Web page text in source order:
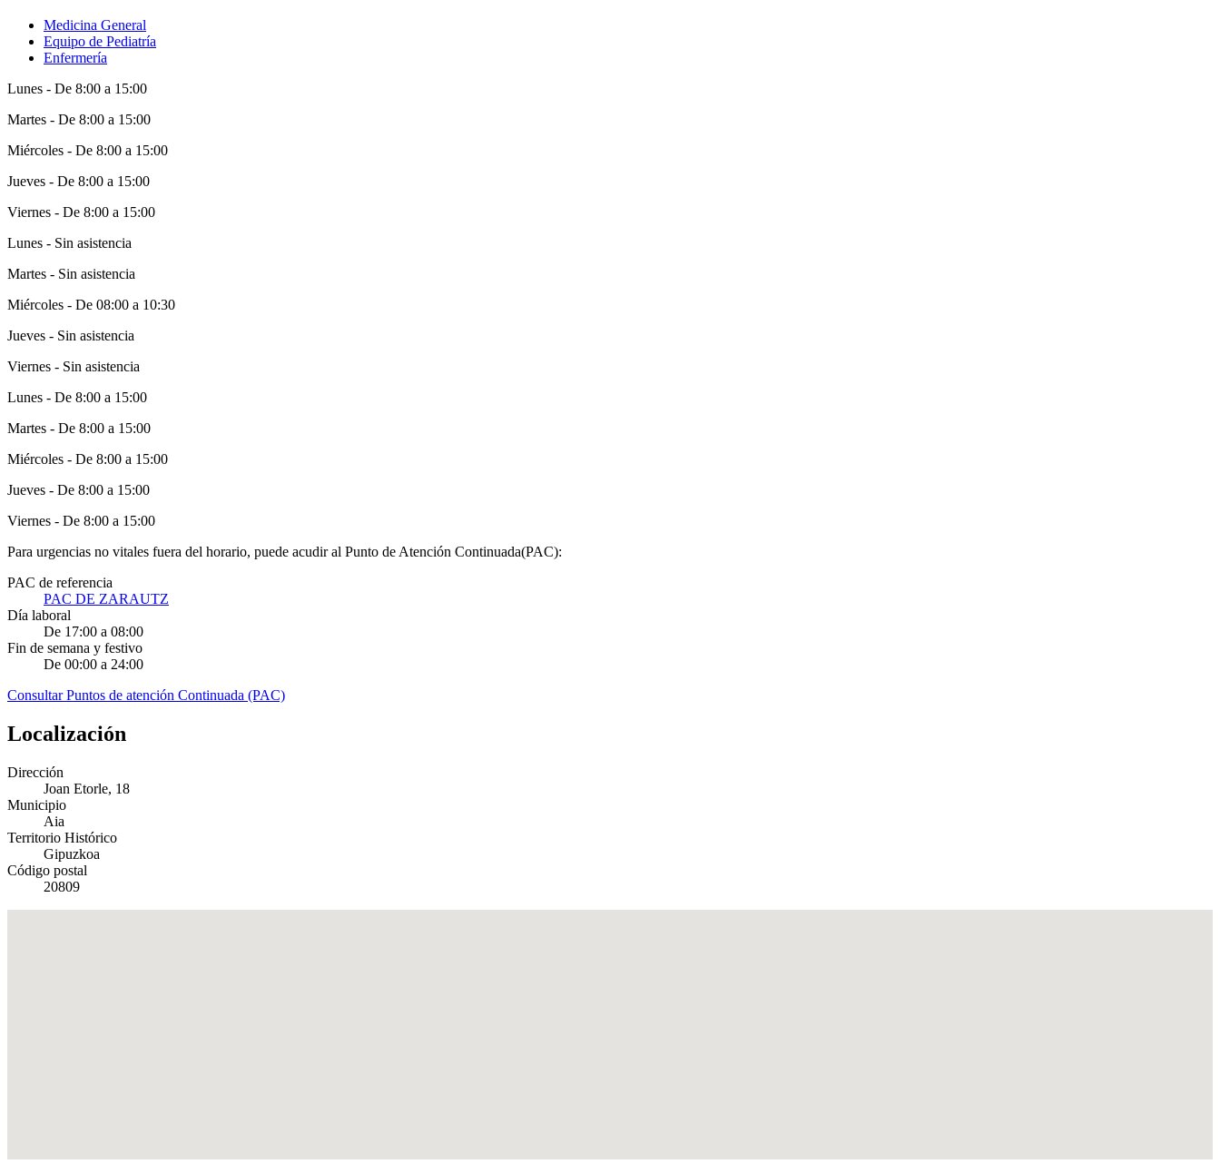
Medicina General
Equipo de Pediatría
Enfermería
Lunes - De 8:00 a 15:00
Martes - De 8:00 a 15:00
Miércoles - De 8:00 a 15:00
Jueves - De 8:00 a 15:00
Viernes - De 8:00 a 15:00
Lunes - Sin asistencia
Martes - Sin asistencia
Miércoles - De 08:00 a 10:30
Jueves - Sin asistencia
Viernes - Sin asistencia
Lunes - De 8:00 a 15:00
Martes - De 8:00 a 15:00
Miércoles - De 8:00 a 15:00
Jueves - De 8:00 a 15:00
Viernes - De 8:00 a 15:00
Para urgencias no vitales fuera del horario, puede acudir al Punto de Atención Continuada(PAC):
PAC de referencia
PAC DE ZARAUTZ
Día laboral
De 17:00 a 08:00
Fin de semana y festivo
De 00:00 a 24:00
Consultar Puntos de atención Continuada (PAC)
Localización
Dirección
Joan Etorle, 18
Municipio
Aia
Territorio Histórico
Gipuzkoa
Código postal
20809